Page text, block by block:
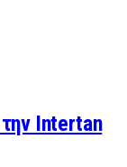
Intertan